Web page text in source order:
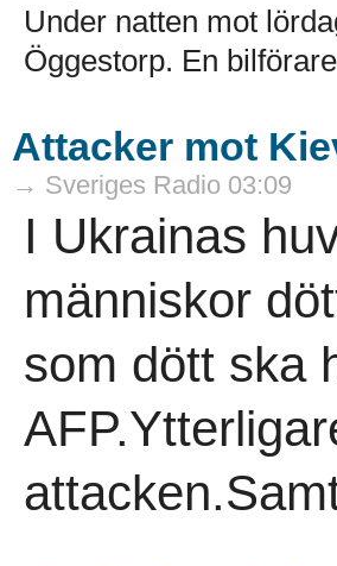
Under natten mot
Öggestorp. En
Attacker mot
→ Sveriges Radio 03:09
I Ukrainas
människor
som dött ska